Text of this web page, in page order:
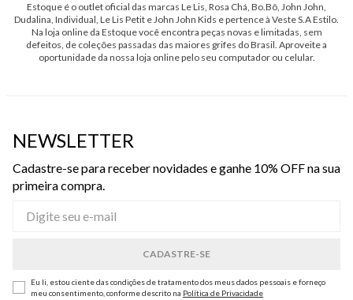
Estoque é o outlet oficial das marcas Le Lis, Rosa Chá, Bo.Bô, John John,
Dudalina, Individual, Le Lis Petit e John John Kids e pertence à Veste S.A Estilo.
Na loja online da Estoque você encontra peças novas e limitadas, sem
defeitos, de coleções passadas das maiores grifes do Brasil. Aproveite a
oportunidade da nossa loja online pelo seu computador ou celular.
NEWSLETTER
Cadastre-se para receber novidades e ganhe 10% OFF na sua
primeira compra.
Eu li, estou ciente das condições de tratamento dos meus dados pessoais e forneço
meu consentimento, conforme descrito na Política de Privacidade